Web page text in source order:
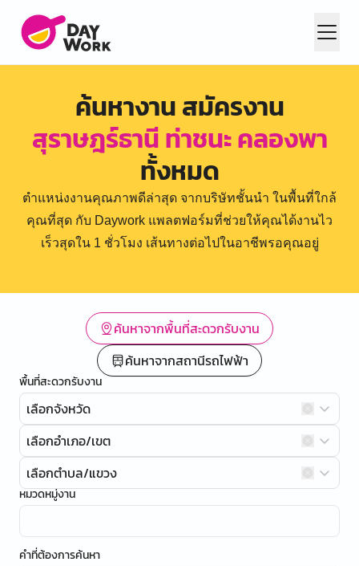
ค้นหางาน สมัครงาน
สุราษฎร์ธานี ท่าชนะ คลองพา
ทั้งหมด
ตำแหน่งงานคุณภาพดีล่าสุด จากบริษัทชั้นนำ ในพื้นที่ใกล้
คุณที่สุด กับ Daywork แพลตฟอร์มที่ช่วยให้คุณได้งานไว
เร็วสุดใน 1 ชั่วโมง เส้นทางต่อไปในอาชีพรอคุณอยู่
ค้นหาจากพื้นที่สะดวกรับงาน
ค้นหาจากสถานีรถไฟฟ้า
พื้นที่สะดวกรับงาน
เลือกจังหวัด
เลือกอำเภอ/เขต
เลือกตำบล/แขวง
หมวดหมู่งาน
คำที่ต้องการค้นหา